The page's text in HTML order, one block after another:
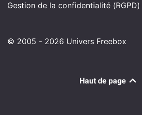
Gestion de la confidentialité (RGPD)
© 2005 - 2026 Univers Freebox
Haut de page